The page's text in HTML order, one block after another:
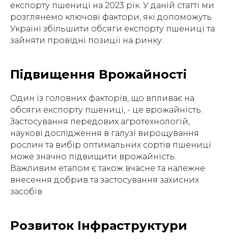
експорту пшениці на 2023 рік. У даній статті ми
розглянемо ключові фактори, які допоможуть
Україні збільшити обсяги експорту пшениці та
зайняти провідні позиції на ринку.
Підвищення Врожайності
Один із головних факторів, що впливає на
обсяги експорту пшениці, - це врожайність.
Застосування передових агротехнологій,
наукові дослідження в галузі вирощування
рослин та вибір оптимальних сортів пшениці
може значно підвищити врожайність.
Важливим етапом є також вчасне та належне
внесення добрив та застосування захисних
засобів.
Розвиток Інфраструктури